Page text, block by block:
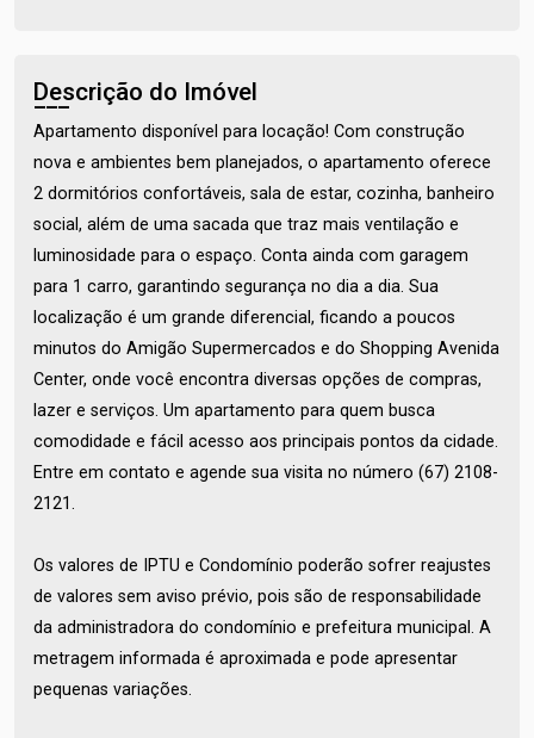
Descrição do Imóvel
Apartamento disponível para locação! Com construção
nova e ambientes bem planejados, o apartamento oferece
2 dormitórios confortáveis, sala de estar, cozinha, banheiro
social, além de uma sacada que traz mais ventilação e
luminosidade para o espaço. Conta ainda com garagem
para 1 carro, garantindo segurança no dia a dia. Sua
localização é um grande diferencial, ficando a poucos
minutos do Amigão Supermercados e do Shopping Avenida
Center, onde você encontra diversas opções de compras,
lazer e serviços. Um apartamento para quem busca
comodidade e fácil acesso aos principais pontos da cidade.
Entre em contato e agende sua visita no número (67) 2108-
2121.
Os valores de IPTU e Condomínio poderão sofrer reajustes
de valores sem aviso prévio, pois são de responsabilidade
da administradora do condomínio e prefeitura municipal. A
metragem informada é aproximada e pode apresentar
pequenas variações.